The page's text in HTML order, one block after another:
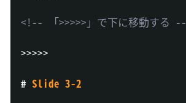
<!-- 「>>>>>」で下に移動する
>>>>>
# Slide 3-2